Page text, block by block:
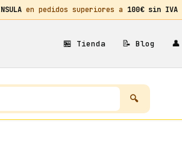
en pedidos superiores a 100€ sin IVA
🏪 Tienda 📝 Blog 👤